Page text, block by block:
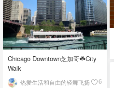
Chicago Downtown芝加哥☘️City
Walk
热爱生活和自由的轻舞飞扬 6